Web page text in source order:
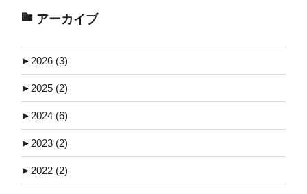
アーカイブ
► 2026 (3)
► 2025 (2)
► 2024 (6)
► 2023 (2)
► 2022 (2)